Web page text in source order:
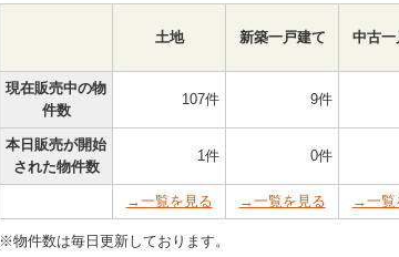
土地 新築一戸建て 中古一
現在販売中の物
件数
107件 9件
本日販売が開始
された物件数
1件 0件
→一覧を見る →一覧を見る →一覧
※物件数は毎日更新しております。